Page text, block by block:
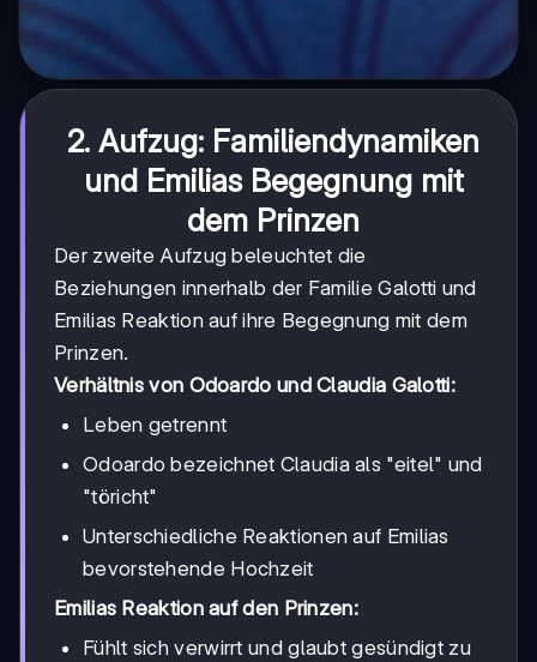
2. Aufzug: Familiendynamiken
und Emilias Begegnung mit
dem Prinzen
Der zweite Aufzug beleuchtet die
Beziehungen innerhalb der Familie Galotti und
Emilias Reaktion auf ihre Begegnung mit dem
Prinzen.
Verhältnis von Odoardo und Claudia Galotti:
Leben getrennt
Odoardo bezeichnet Claudia als "eitel" und
"töricht"
Unterschiedliche Reaktionen auf Emilias
bevorstehende Hochzeit
Emilias Reaktion auf den Prinzen:
Fühlt sich verwirrt und glaubt gesündigt zu